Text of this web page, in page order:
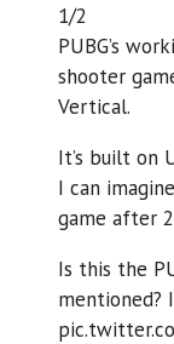
1/2
PUBG’s
shooter
Vertical.
It’s built on
I can
game after
Is this the
mentioned?